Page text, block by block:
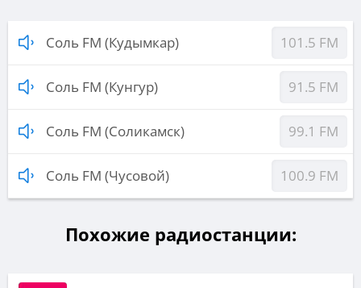
Соль FM (Кудымкар) 101.5 FM
Соль FM (Кунгур) 91.5 FM
Соль FM (Соликамск) 99.1 FM
Соль FM (Чусовой) 100.9 FM
Похожие радиостанции: